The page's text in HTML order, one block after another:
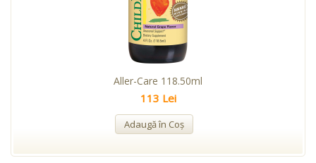
Aller-Care 118.50ml
113 Lei
Adaugă în Coş